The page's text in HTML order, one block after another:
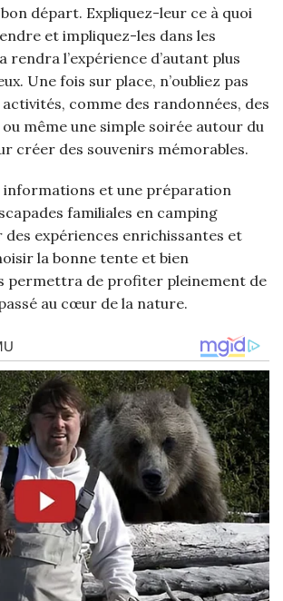
départ. Expliquez-leur ce à quoi
et impliquez-les dans les
rendra l’expérience d’autant plus
Une fois sur place, n’oubliez pas
activités, comme des randonnées, des
même une simple soirée autour du
créer des souvenirs mémorables.
informations et une préparation
familiales en camping
des expériences enrichissantes et
la bonne tente et bien
permettra de profiter pleinement de
au cœur de la nature.